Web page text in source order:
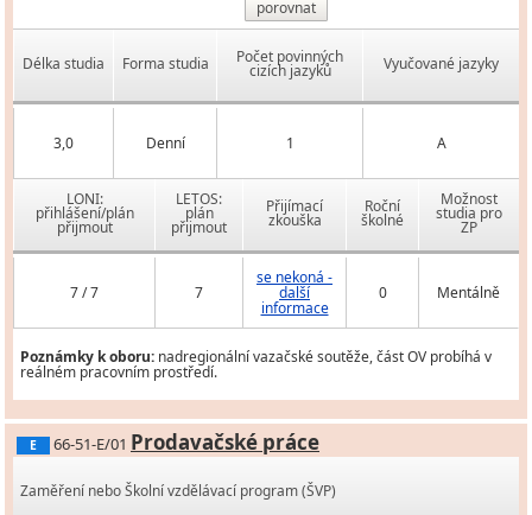
porovnat
Délka studia Forma studia Počet povinných
cizích jazyků Vyučované jazyky
3,0 Denní 1 A
LONI:
přihlášení/plán
přijmout
LETOS:
plán
přijmout
Přijímací
zkouška
Roční
školné
Možnost
studia pro
ZP
7 / 7 7
se nekoná -
další
informace
0 Mentálně
Poznámky k oboru: nadregionální vazačské soutěže, část OV probíhá v
reálném pracovním prostředí.
E 66-51-E/01 Prodavačské práce
Zaměření nebo Školní vzdělávací program (ŠVP)